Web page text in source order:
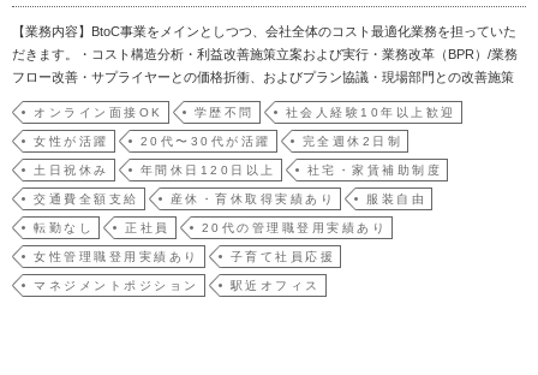
【業務内容】BtoC事業をメインとしつつ、会社全体のコスト最適化業務を担っていた
だきます。・コスト構造分析・利益改善施策立案および実行・業務改革（BPR）/業務
フロー改善・サプライヤーとの価格折衝、およびプラン協議・現場部門との改善施策
推進【このポジションの魅力】・経営直結のダイナミックなインパクト単なる経費削
減ではなく、全社の利益最大化を担います。自身の施策がダイレクトにPL（損益）改
善に繋がり…
オンライン面接OK 学歴不問 社会人経験10年以上歓迎
女性が活躍 20代〜30代が活躍 完全週休2日制
土日祝休み 年間休日120日以上 社宅・家賃補助制度
交通費全額支給 産休・育休取得実績あり 服装自由
転勤なし 正社員 20代の管理職登用実績あり
女性管理職登用実績あり 子育て社員応援
マネジメントポジション 駅近オフィス